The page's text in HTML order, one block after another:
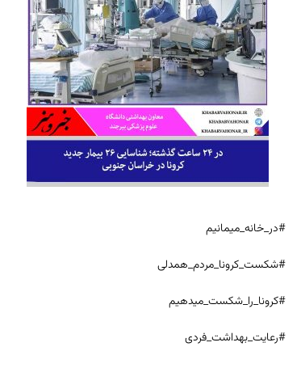
#در_خانه_میمانیم
#شکست_کرونا_مردم_همدلی
#کرونا_را_شکست_میدهیم
#رعایت_بهداشت_فردی